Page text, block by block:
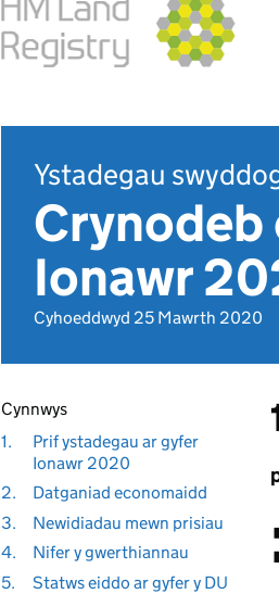
Ystadegau
Crynodeb
Ionawr
Cyhoeddwyd 25 Mawrth 2020
Cynnwys
1.
Prif ystadegau ar gyfer
Ionawr 2020
2.
Datganiad economaidd
3.
Newidiadau mewn prisiau
4.
Nifer y gwerthiannau
5.
Statws eiddo ar gyfer y DU